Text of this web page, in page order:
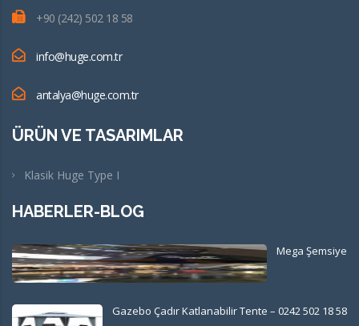
+90 (242) 502 18 58
info@huge.com.tr
antalya@huge.com.tr
ÜRÜN VE TASARIMLAR
Klasik Huge Type I
HABERLER-BLOG
Mega Şemsiye
Gazebo Çadır Katlanabilir Tente – 0242 502 18 58